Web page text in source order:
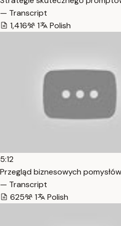
— Transcript
1,416
1 Polish
5:12
Przegląd biznesowych
— Transcript
625
1 Polish